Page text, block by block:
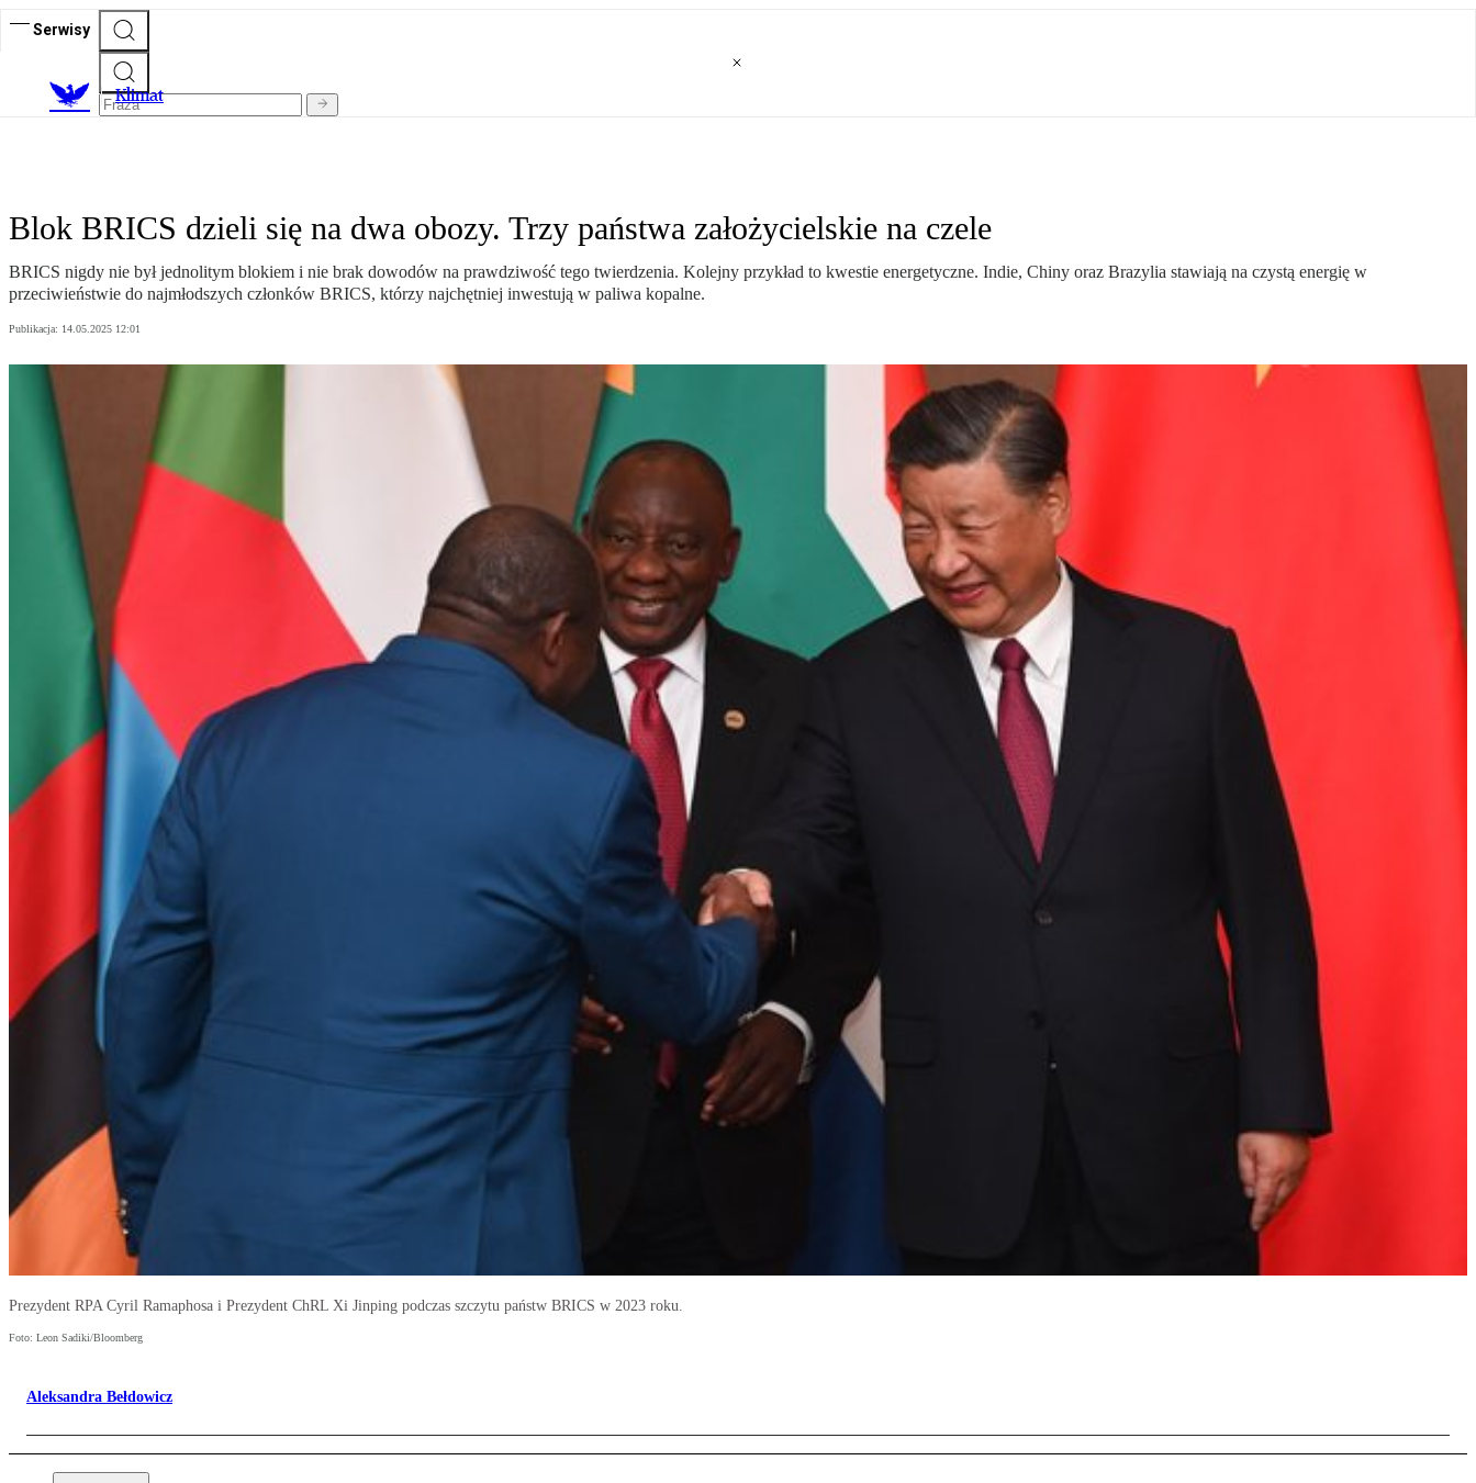
Serwisy
Klimat
Blok BRICS dzieli się na dwa obozy. Trzy państwa założycielskie na czele
BRICS nigdy nie był jednolitym blokiem i nie brak dowodów na prawdziwość tego twierdzenia. Kolejny przykład to kwestie energetyczne. Indie, Chiny oraz Brazylia stawiają na czystą energię w
przeciwieństwie do najmłodszych członków BRICS, którzy najchętniej inwestują w paliwa kopalne.
Publikacja: 14.05.2025 12:01
Prezydent RPA Cyril Ramaphosa i Prezydent ChRL Xi Jinping podczas szczytu państw BRICS w 2023 roku.
Foto: Leon Sadiki/Bloomberg
Aleksandra Bełdowicz